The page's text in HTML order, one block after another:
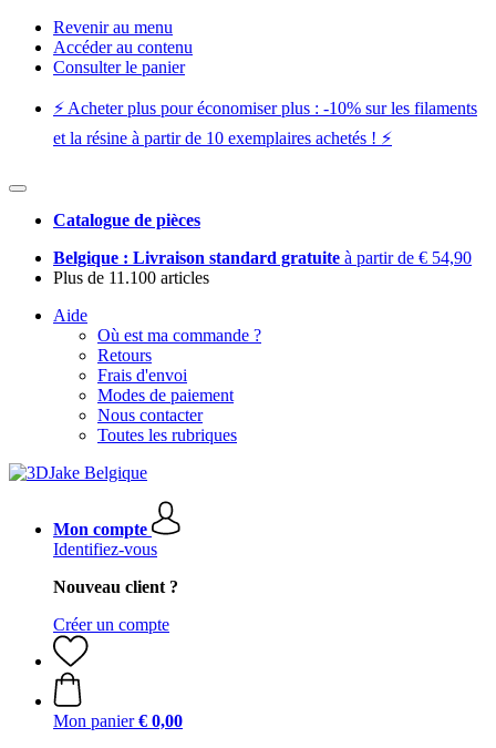
Revenir au menu
Accéder au contenu
Consulter le panier
⚡️ Acheter plus pour économiser plus : -10% sur les filaments
et la résine à partir de 10 exemplaires achetés ! ⚡️
Catalogue de pièces
Belgique : Livraison standard gratuite à partir de € 54,90
Plus de 11.100 articles
Aide
Où est ma commande ?
Retours
Frais d'envoi
Modes de paiement
Nous contacter
Toutes les rubriques
Mon compte
Identifiez-vous
Nouveau client ?
Créer un compte
Mon panier € 0,00